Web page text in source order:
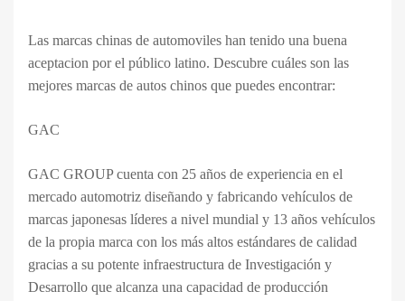
Las marcas chinas de automoviles han tenido una buena
aceptacion por el público latino. Descubre cuáles son las
mejores marcas de autos chinos que puedes encontrar:
GAC
GAC GROUP cuenta con 25 años de experiencia en el
mercado automotriz diseñando y fabricando vehículos de
marcas japonesas líderes a nivel mundial y 13 años vehículos
de la propia marca con los más altos estándares de calidad
gracias a su potente infraestructura de Investigación y
Desarrollo que alcanza una capacidad de producción